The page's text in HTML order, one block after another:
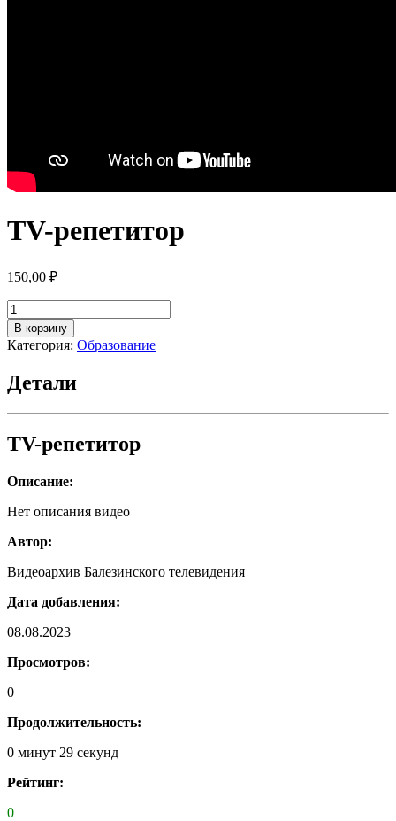
TV-репетитор
150,00 ₽
Количество
товара
TV-
репетитор
В корзину
Категория: Образование
Детали
TV-репетитор
Описание:
Нет описания видео
Автор:
Видеоархив Балезинского телевидения
Дата добавления:
08.08.2023
Просмотров:
0
Продолжительность:
0 минут 29 секунд
Рейтинг:
0